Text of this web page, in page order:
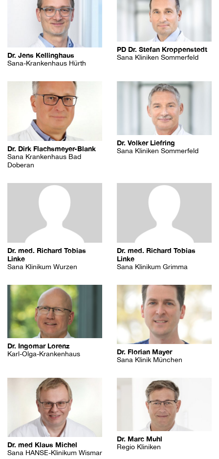
Dr. Jens Kellinghaus
Sana-Krankenhaus Hürth
PD Dr. Stefan Kroppenstedt
Sana Kliniken Sommerfeld
Dr. Dirk Flachsmeyer-Blank
Sana Krankenhaus Bad
Doberan
Dr. Volker Liefring
Sana Kliniken Sommerfeld
Dr. med. Richard Tobias
Linke
Sana Klinikum Wurzen
Dr. med. Richard Tobias
Linke
Sana Klinikum Grimma
Dr. Ingomar Lorenz
Karl-Olga-Krankenhaus Dr. Florian Mayer
Sana Klinik München
Dr. med Klaus Michel
Sana HANSE-Klinikum Wismar
Dr. Marc Muhl
Regio Kliniken